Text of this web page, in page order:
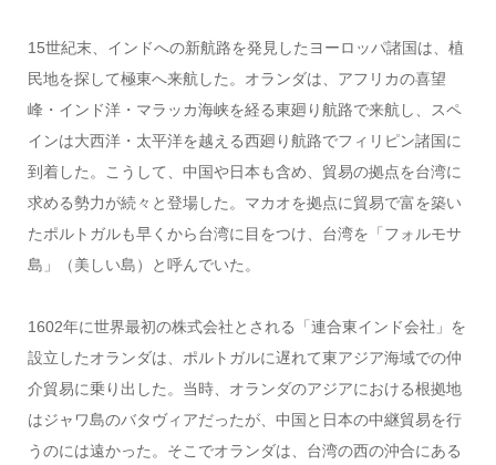
15世紀末、インドへの新航路を発見したヨーロッパ諸国は、植
民地を探して極東へ来航した。オランダは、アフリカの喜望
峰・インド洋・マラッカ海峡を経る東廻り航路で来航し、スペ
インは大西洋・太平洋を越える西廻り航路でフィリピン諸国に
到着した。こうして、中国や日本も含め、貿易の拠点を台湾に
求める勢力が続々と登場した。マカオを拠点に貿易で富を築い
たポルトガルも早くから台湾に目をつけ、台湾を「フォルモサ
島」（美しい島）と呼んでいた。
1602年に世界最初の株式会社とされる「連合東インド会社」を
設立したオランダは、ポルトガルに遅れて東アジア海域での仲
介貿易に乗り出した。当時、オランダのアジアにおける根拠地
はジャワ島のバタヴィアだったが、中国と日本の中継貿易を行
うのには遠かった。そこでオランダは、台湾の西の沖合にある